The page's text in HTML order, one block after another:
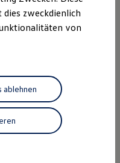
für Privatkunden
zweckdienlich
von
ablehnen